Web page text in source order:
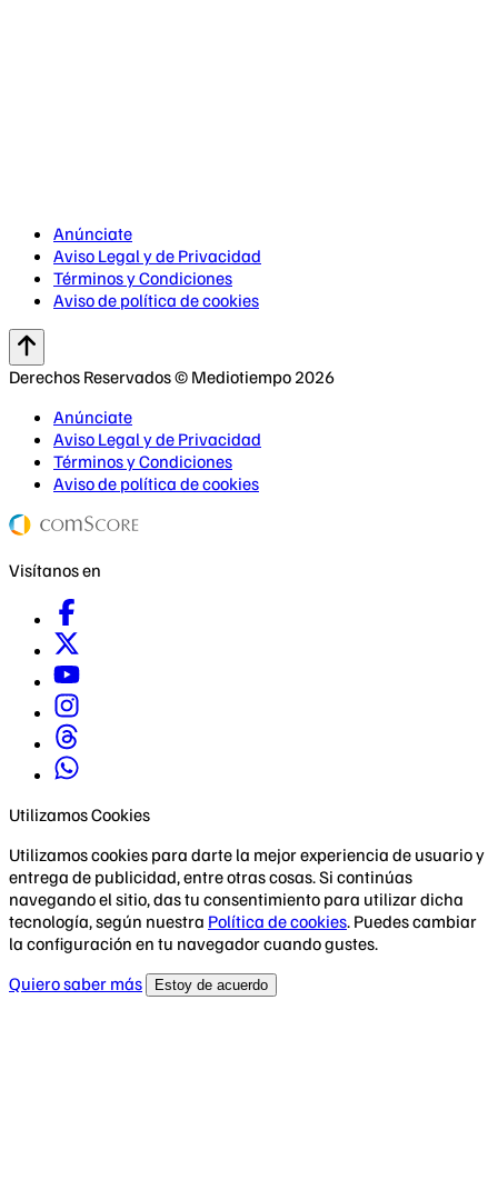
Anúnciate
Aviso Legal y de Privacidad
Términos y Condiciones
Aviso de política de cookies
Derechos Reservados © Mediotiempo 2026
Anúnciate
Aviso Legal y de Privacidad
Términos y Condiciones
Aviso de política de cookies
Visítanos en
Utilizamos Cookies
Utilizamos cookies para darte la mejor experiencia de usuario y
entrega de publicidad, entre otras cosas. Si continúas
navegando el sitio, das tu consentimiento para utilizar dicha
tecnología, según nuestra Política de cookies. Puedes cambiar
la configuración en tu navegador cuando gustes.
Quiero saber más
Estoy de acuerdo